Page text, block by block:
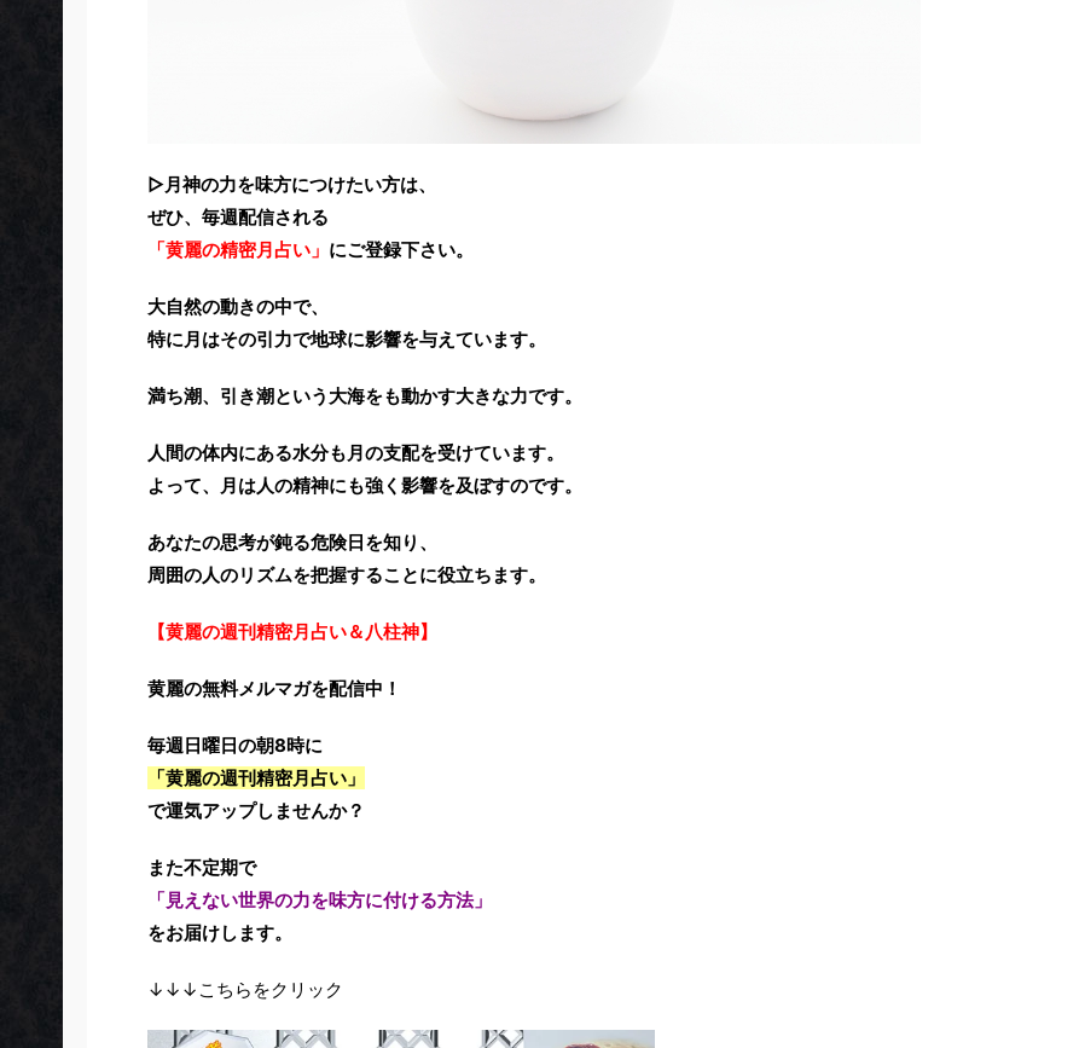
▷月神の力を味方につけたい方は、
ぜひ、毎週配信される
「黄麗の精密月占い」 にご登録下さい。
大自然の動きの中で、
特に月はその引力で地球に影響を与えています。
満ち潮、引き潮という大海をも動かす大きな力です。
人間の体内にある水分も月の支配を受けています。
よって、月は人の精神にも強く影響を及ぼすのです。
あなたの思考が鈍る危険日を知り、
周囲の人のリズムを把握することに役立ちます。
【黄麗の週刊精密月占い＆八柱神】
黄麗の無料メルマガを配信中！
毎週日曜日の朝8時に
「黄麗の週刊精密月占い」
で運気アップしませんか？
また不定期で
「見えない世界の力を味方に付ける方法」
をお届けします。
↓↓↓こちらをクリック